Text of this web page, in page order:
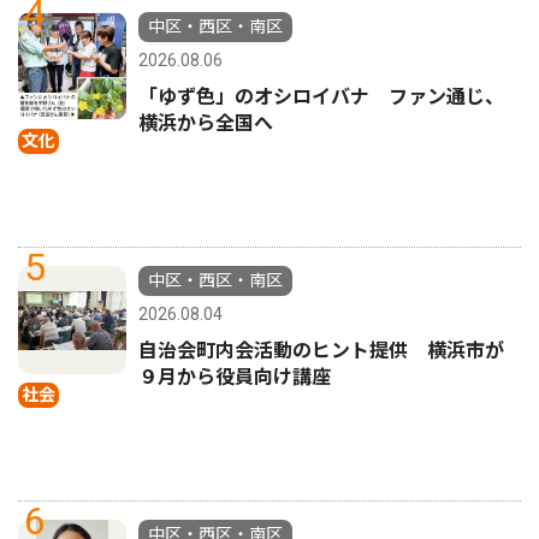
4
文化
中区・西区・南区
2026.08.06
「ゆず色」のオシロイバナ ファン通じ、
横浜から全国へ
5
社会
中区・西区・南区
2026.08.04
自治会町内会活動のヒント提供 横浜市が
９月から役員向け講座
6 中区・西区・南区